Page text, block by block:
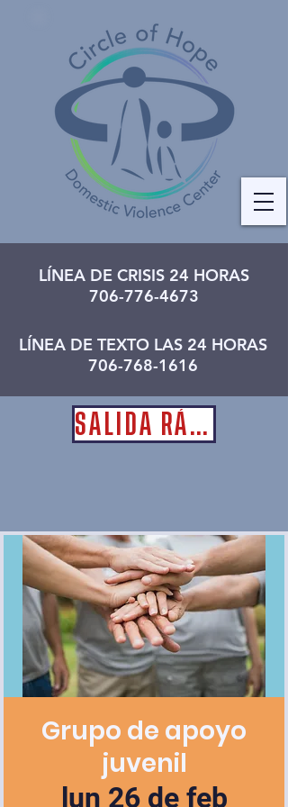
LÍNEA DE CRISIS 24 HORAS
706-776-4673
LÍNEA DE TEXTO LAS 24 HORAS
706-768-1616
Grupo de apoyo
juvenil
lun 26 de feb